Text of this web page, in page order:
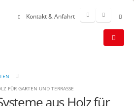
Kontakt & Anfahrt
FÜR GARTEN UND TERRASSE
aus Holz für